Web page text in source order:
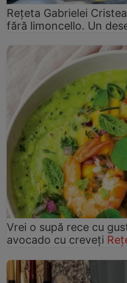
Rețeta Gabrielei
fără limoncello. Un
Vrei o supă rece cu
avocado cu creveți